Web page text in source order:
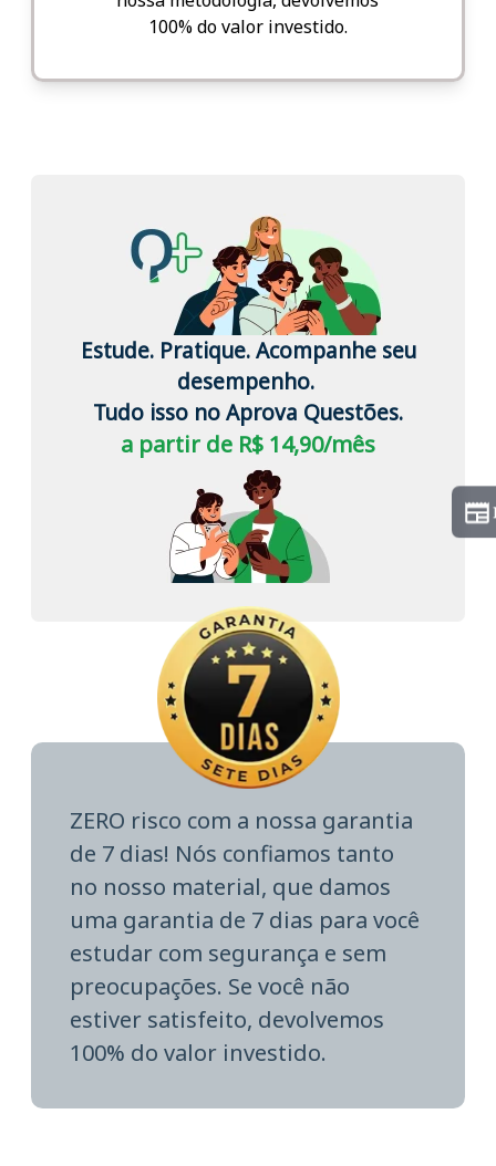
100% do valor investido.
Estude. Pratique. Acompanhe seu
desempenho.
Tudo isso no Aprova Questões.
a partir de R$ 14,90/mês
ZERO risco com a nossa garantia
de 7 dias! Nós confiamos tanto
no nosso material, que damos
uma garantia de 7 dias para você
estudar com segurança e sem
preocupações. Se você não
estiver satisfeito, devolvemos
100% do valor investido.